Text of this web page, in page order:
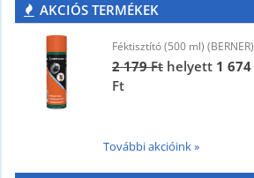
AKCIÓS TERMÉKEK
Féktisztító (500 ml) (BERNER)
2 179 Ft helyett 1 674
Ft
További akcióink »